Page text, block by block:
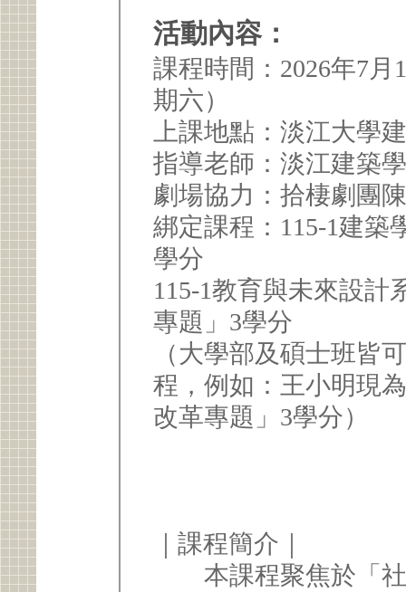
活動內容：
課程時間：2026年7
期六）
上課地點：淡江大學
指導老師：淡江建築
劇場協力：拾棲劇團
綁定課程：115-1建築
學分
115-1教育與未來設計
專題」3學分
（大學部及碩士班皆
程，例如：王小明現
改革專題」3學分）
｜課程簡介｜
本課程聚焦於「社